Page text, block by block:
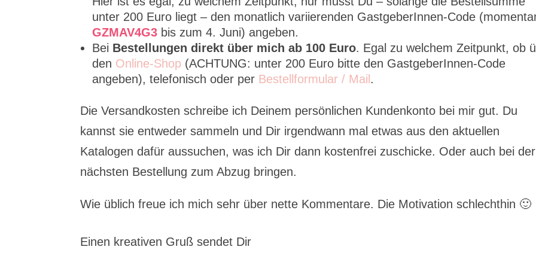
unter 200 Euro liegt – den monatlich variierenden GastgeberInnen-Code
GZMAV4G3 bis zum 4. Juni) angeben.
Bei Bestellungen direkt über mich ab 100 Euro. Egal zu welchem Zeitpunkt, ob
den Online-Shop (ACHTUNG: unter 200 Euro bitte den GastgeberInnen-Code
angeben), telefonisch oder per Bestellformular / Mail.
Die Versandkosten schreibe ich Deinem persönlichen Kundenkonto bei mir gut. Du
kannst sie entweder sammeln und Dir irgendwann mal etwas aus den aktuellen
Katalogen dafür aussuchen, was ich Dir dann kostenfrei zuschicke. Oder auch bei der
nächsten Bestellung zum Abzug bringen.
Wie üblich freue ich mich sehr über nette Kommentare. Die Motivation schlechthin 🙂
Einen kreativen Gruß sendet Dir